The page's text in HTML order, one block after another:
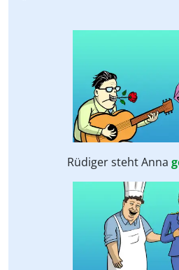
Rüdiger steht Anna